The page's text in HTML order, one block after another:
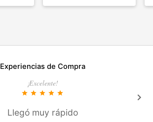
Experiencias de Compra
¡Excelente!
star star star star star
Llegó muy rápido
keyboard_arrow_right